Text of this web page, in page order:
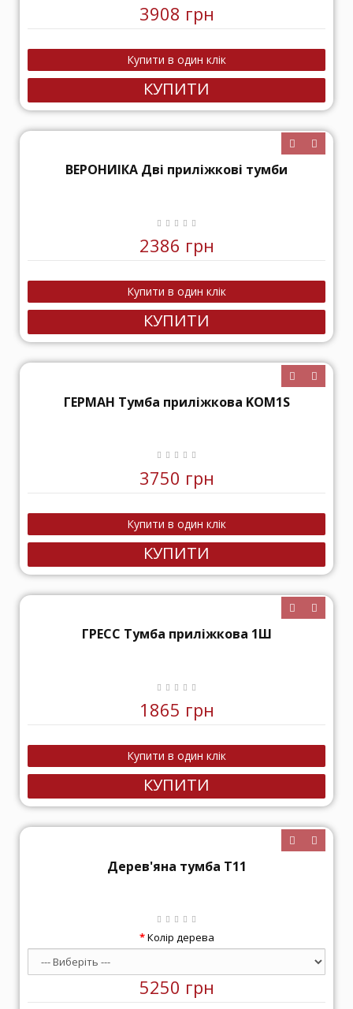
3908 грн
КУПИТИ
ВЕРОНИІКА Дві приліжкові тумби
2386 грн
КУПИТИ
ГЕРМАН Тумба приліжкова KOM1S
3750 грн
КУПИТИ
ГРЕСС Тумба приліжкова 1Ш
1865 грн
КУПИТИ
Дерев'яна тумба Т11
Колір дерева
5250 грн